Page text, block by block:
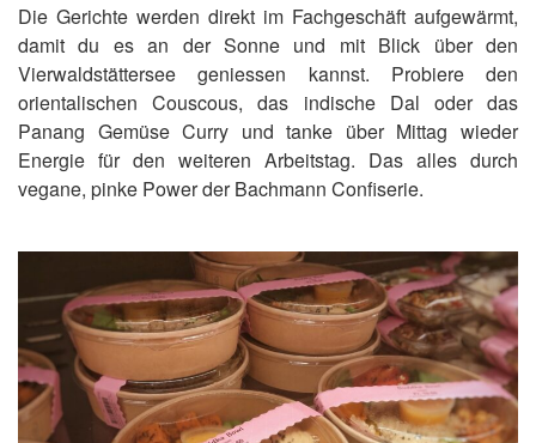
Die Gerichte werden direkt im Fachgeschäft aufgewärmt,
damit du es an der Sonne und mit Blick über den
Vierwaldstättersee geniessen kannst. Probiere den
orientalischen Couscous, das indische Dal oder das
Panang Gemüse Curry und tanke über Mittag wieder
Energie für den weiteren Arbeitstag. Das alles durch
vegane, pinke Power der Bachmann Confiserie.